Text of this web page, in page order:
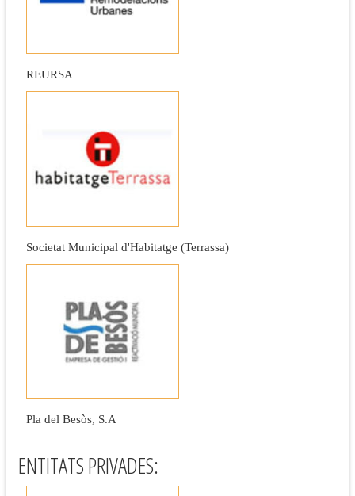
REURSA
Societat Municipal d'Habitatge (Terrassa)
Pla del Besòs, S.A
ENTITATS PRIVADES: